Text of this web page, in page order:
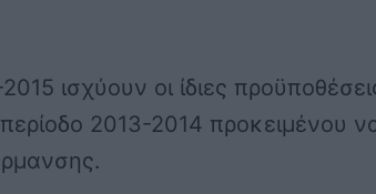
ισχύουν οι ίδιες
2013-2014 προκειμένου